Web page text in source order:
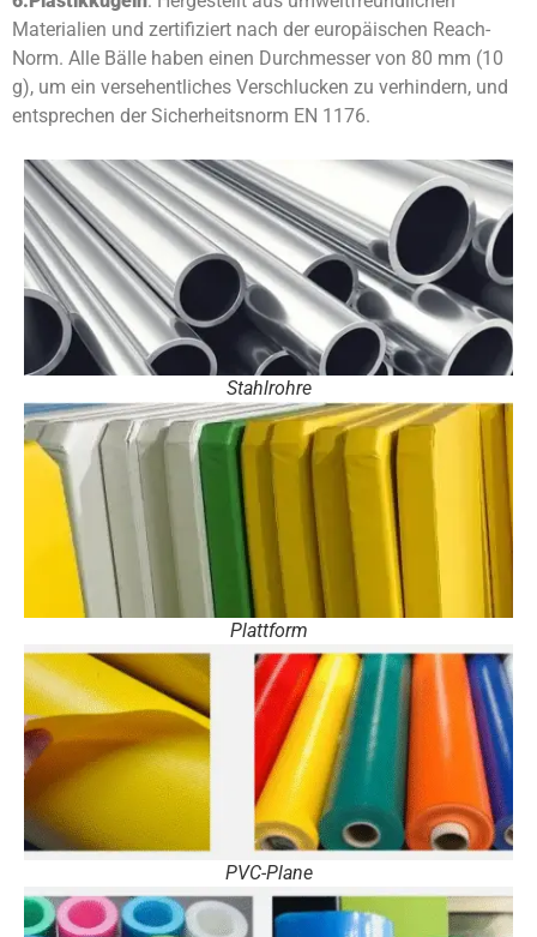
Materialien und zertifiziert nach der europäischen Reach-
Norm. Alle Bälle haben einen Durchmesser von 80 mm (10
g), um ein versehentliches Verschlucken zu verhindern, und
entsprechen der Sicherheitsnorm EN 1176.
Stahlrohre
Plattform
PVC-Plane